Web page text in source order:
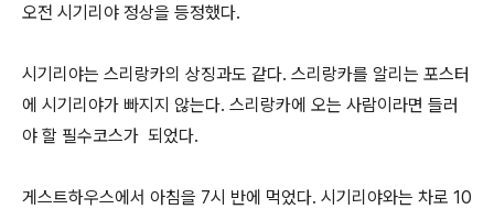
오전 시기리야 정상을 등정했다.
시기리야는 스리랑카의 상징과도 같다. 스리랑카를 알리는 포스터
에 시기리야가 빠지지 않는다. 스리랑카에 오는 사람이라면 들러
야 할 필수코스가 되었다.
게스트하우스에서 아침을 7시 반에 먹었다. 시기리야와는 차로 10